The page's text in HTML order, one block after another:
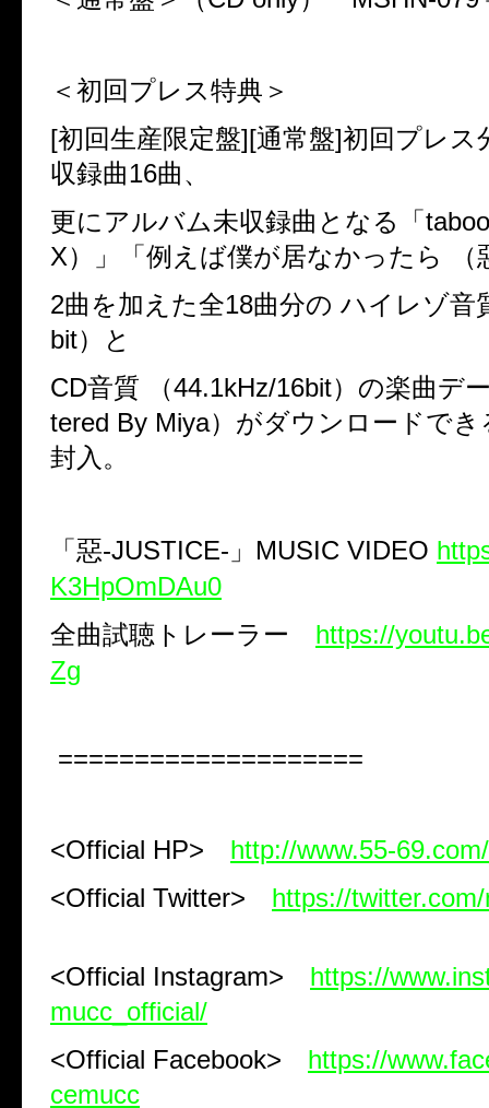
＜初回プレス特典＞
[初回生産限定盤][通常盤]初回プレス
収録曲16曲、
更にアルバム未収録曲となる「
X）」「例えば僕が居なかったら
2曲を加えた全18曲分の ハイレゾ音
bit）と
CD音質 （44.1kHz/16bit）の楽曲デ
tered By Miya）がダウンロードで
封入。
「惡-JUSTICE- 」 MUSIC VIDEO
K3HpOmDAu0
全曲試聴トレーラー https://
Zg
====================
<Official HP>
http://www.55-69.com/
<Official Twitter>
https://
<Official Instagram>
https://
mucc_official/
<Official Facebook>
https://
cemucc